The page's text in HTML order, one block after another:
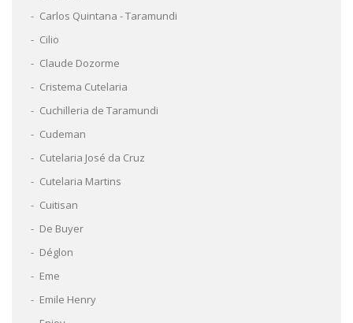
Carlos Quintana - Taramundi
Cilio
Claude Dozorme
Cristema Cutelaria
Cuchilleria de Taramundi
Cudeman
Cutelaria José da Cruz
Cutelaria Martins
Cuitisan
De Buyer
Déglon
Eme
Emile Henry